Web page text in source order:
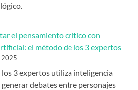
el pensamiento crítico con
el método de los 3 expertos
2025
los 3 expertos utiliza inteligencia
debates entre personajes